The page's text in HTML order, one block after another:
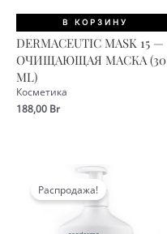
В КОРЗИНУ
DERMACEUTIC MASK 15 —
ОЧИЩАЮЩАЯ МАСКА (30
ML)
Косметика
188,00 Br
Распродажа!